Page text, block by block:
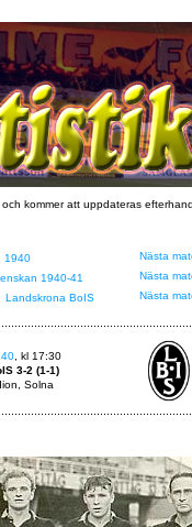
kommer att uppdateras
1940
Nästa
1940-41
Nästa
Landskrona BoIS Nästa
, kl 17:30
3-2 (1-1)
Solna